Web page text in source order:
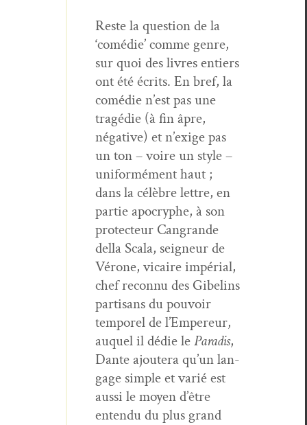
Reste la ques­tion de la
‘comédie’ comme genre,
sur quoi des livres entiers
ont été écrits. En bref, la
comédie n’est pas une
tragédie (à fin âpre,
néga­tive) et n’exige pas
un ton – voire un style –
uni­for­mé­ment haut ;
dans la célèbre let­tre, en
par­tie apoc­ryphe, à son
pro­tecteur Can­grande
del­la Scala, seigneur de
Vérone, vicaire impér­i­al,
chef recon­nu des Gibelins
par­ti­sans du pou­voir
tem­porel de l’Empereur,
auquel il dédie lePar­adis,
Dante ajoutera qu’un lan­
gage sim­ple et var­ié est
aus­si le moyen d’être
enten­du du plus grand